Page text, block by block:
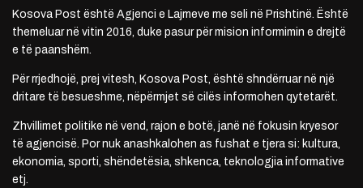
Kosova Post është Agjenci e Lajmeve me seli në Prishtinë. Është
themeluar në vitin 2016, duke pasur për mision informimin e drejtë
e të paanshëm.
Për rrjedhojë, prej vitesh, Kosova Post, është shndërruar në një
dritare të besueshme, nëpërmjet së cilës informohen qytetarët.
Zhvillimet politike në vend, rajon e botë, janë në fokusin kryesor
të agjencisë. Por nuk anashkalohen as fushat e tjera si: kultura,
ekonomia, sporti, shëndetësia, shkenca, teknologjia informative
etj.